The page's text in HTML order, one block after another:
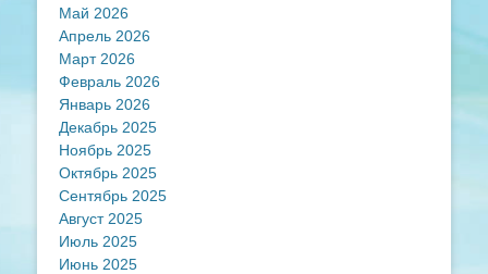
Май 2026
Апрель 2026
Март 2026
Февраль 2026
Январь 2026
Декабрь 2025
Ноябрь 2025
Октябрь 2025
Сентябрь 2025
Август 2025
Июль 2025
Июнь 2025